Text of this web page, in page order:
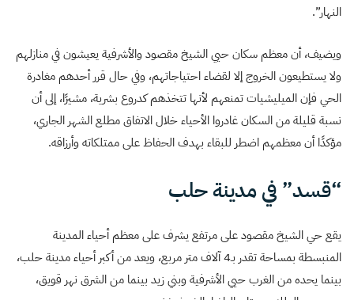
النهار”.
ويضيف، أن معظم سكان حيي الشيخ مقصود والأشرفية يعيشون في منازلهم
ولا يستطيعون الخروج إلا لقضاء احتياجاتهم، وفي حال قرر أحدهم مغادرة
الحي فإن الميليشيات تمنعهم لأنها تتخذهم كدروع بشرية، مشيرًا، إلى أن
نسبة قليلة من السكان غادروا الأحياء خلال الاتفاق مطلع الشهر الجاري،
مؤكدًا أن معظمهم اضطر للبقاء بهدف الحفاظ على ممتلكاته وأرزاقه.
“قسد” في مدينة حلب
يقع حي الشيخ مقصود على مرتفع يشرف على معظم أحياء المدينة
المنبسطة بمساحة تقدر بـ4 آلاف متر مربع، ويعد من أكبر أحياء مدينة حلب،
بينما يحده من الغرب حيي الأشرفية وبني زيد بينما من الشرق نهر قويق،